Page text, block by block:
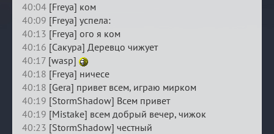
40:04 [Freya] ком
40:09 [Freya] успела:
40:13 [Freya] ого я ком
40:16 [Сакура] Деревцо чижует
40:17 [wasp]
40:18 [Freya] ничесе
40:18 [Gera] привет всем, играю мирком
40:19 [StormShadow] Всем привет
40:19 [Mistake] всем добрый вечер, чижок
40:23 [StormShadow] честный